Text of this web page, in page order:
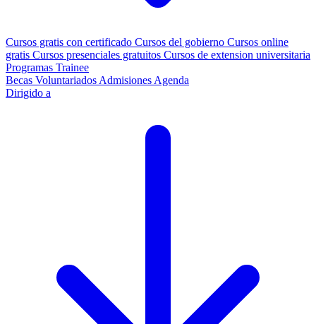
Cursos gratis con certificado Cursos del gobierno Cursos online
gratis Cursos presenciales gratuitos Cursos de extension universitaria
Programas Trainee
Becas Voluntariados Admisiones Agenda
Dirigido a